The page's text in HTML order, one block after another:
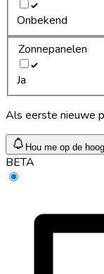
Onbekend
Zonnepanelen
Ja
Als eerste nieuwe
Hou me op de
BETA